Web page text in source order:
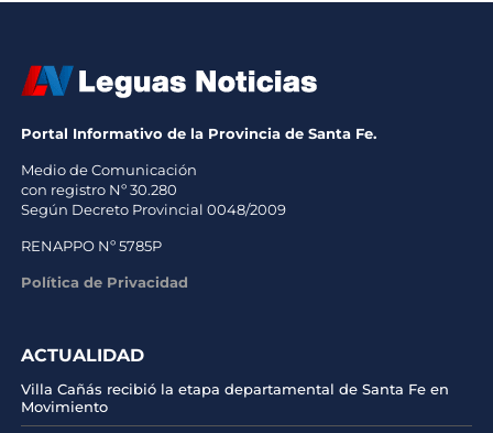
Portal Informativo de la Provincia de Santa Fe.
Medio de Comunicación
con registro Nº 30.280
Según Decreto Provincial 0048/2009
RENAPPO Nº 5785P
Política de Privacidad
ACTUALIDAD
Villa Cañás recibió la etapa departamental de Santa Fe en
Movimiento